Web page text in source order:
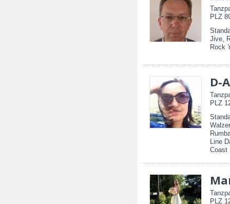
PLZ
Jive,
Rock
D-
PLZ
Line
Coast
PLZ